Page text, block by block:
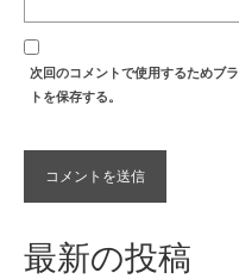
次回のコメントで使用するためブ
トを保存する。
最新の投稿